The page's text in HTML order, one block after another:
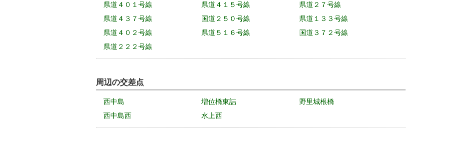
県道４０１号線
県道４１５号線
県道２７号線
県道４３７号線
国道２５０号線
県道１３３号線
県道４０２号線
県道５１６号線
国道３７２号線
県道２２２号線
周辺の交差点
西中島 増位橋東詰
野里城根橋
西中島西
水上西